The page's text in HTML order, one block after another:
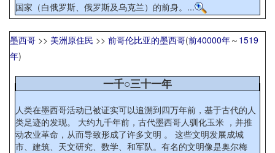
国家（白俄罗斯、俄罗斯及乌克兰）的前身。...
墨西哥 >> 美洲原住民 >> 前哥伦比亚的墨西哥(前40000年～ 1519
年)
一千○三十一年
人类在墨西哥活动已被证实可以追溯到四万年前，基于古代的人
类足迹的发现。 大约九千年前，古代墨西哥人驯化玉米 ，并推
动农业革命，从而导致形成了许多文明 。 这些文明发展成城
市、建筑、天文研究、数学、和军队。有名的文明像是奥尔梅